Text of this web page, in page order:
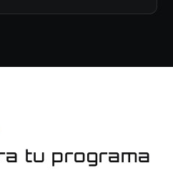
tu programa